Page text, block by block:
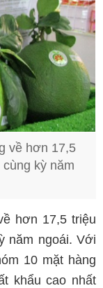
về hơn 17,5
kỳ năm
hơn 17,5 triệu
năm ngoái. Với
10 mặt hàng
khẩu cao nhất